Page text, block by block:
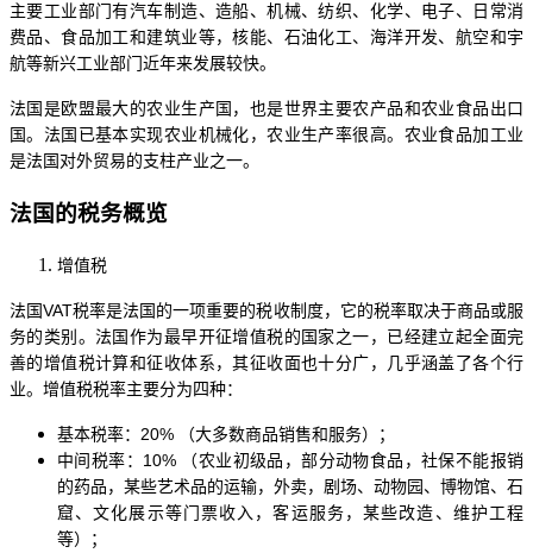
主要工业部门有汽车制造、造船、机械、纺织、化学、电子、日常消
费品、食品加工和建筑业等，核能、石油化工、海洋开发、航空和宇
航等新兴工业部门近年来发展较快。
法国是欧盟最大的农业生产国，也是世界主要农产品和农业食品出口
国。法国已基本实现农业机械化，农业生产率很高。农业食品加工业
是法国对外贸易的支柱产业之一。
法国的税务概览
增值税
法国VAT税率是法国的一项重要的税收制度，它的税率取决于商品或服
务的类别。法国作为最早开征增值税的国家之一，已经建立起全面完
善的增值税计算和征收体系，其征收面也十分广，几乎涵盖了各个行
业。增值税税率主要分为四种：
基本税率： 20% （大多数商品销售和服务）；
中间税率： 10% （农业初级品，部分动物食品，社保不能报销
的药品，某些艺术品的运输，外卖，剧场、动物园、博物馆、石
窟、文化展示等门票收入，客运服务，某些改造、维护工程
等）；